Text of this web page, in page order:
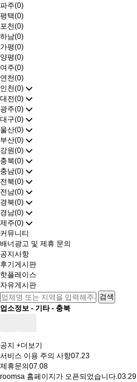
파주(0)
평택(0)
포천(0)
하남(0)
가평(0)
양평(0)
여주(0)
연천(0)
인천(0)
대전(0)
광주(0)
대구(0)
울산(0)
부산(0)
강원(0)
충북(0)
충남(0)
전북(0)
전남(0)
경북(0)
경남(0)
제주(0)
커뮤니티
배너광고 및 제휴 문의
공지사항
후기게시판
핫플레이스
자유게시판
업소정보 - 기타- 충북
공지 +더보기
서비스 이용 주의 사항07.23
제휴문의 07.08
roomsa 홈페이지가 오픈되었습니다.03.29